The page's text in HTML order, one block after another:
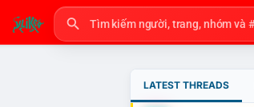
LATEST THREADS